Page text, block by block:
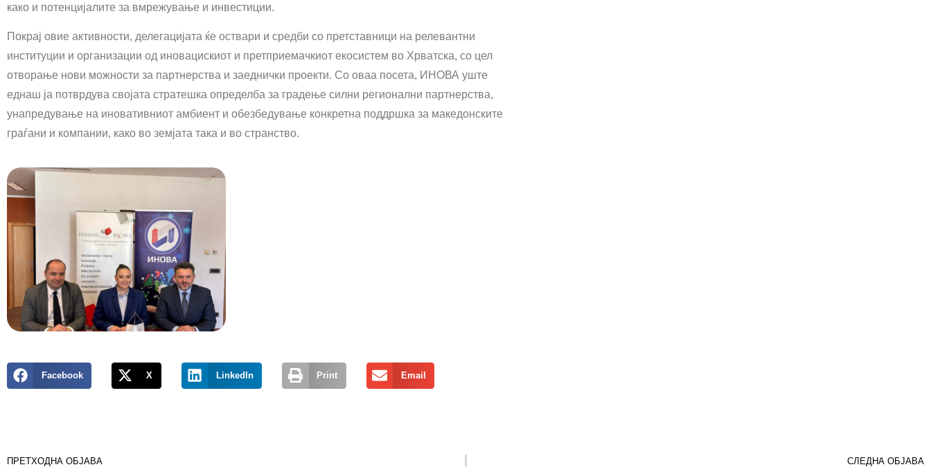
како и потенцијалите за вмрежување и инвестиции.
Покрај овие активности, делегацијата ќе оствари и средби со претставници на релевантни
институции и организации од иновацискиот и претприемачкиот екосистем во Хрватска, со цел
отворање нови можности за партнерства и заеднички проекти. Со оваа посета, ИНОВА уште
еднаш ја потврдува својата стратешка определба за градење силни регионални партнерства,
унапредување на иновативниот амбиент и обезбедување конкретна поддршка за македонските
граѓани и компании, како во земјата така и во странство.
Facebook X LinkedIn Print Email
ПРЕТХОДНА ОБЈАВА СЛЕДНА ОБЈАВА